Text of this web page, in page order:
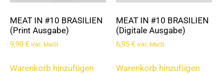
MEAT IN #10 BRASILIEN
(Print Ausgabe)
9,90 € inkl. MwSt
Warenkorb hinzufügen
MEAT IN #10 BRASILIEN
(Digitale Ausgabe)
6,95 € inkl. MwSt
Warenkorb hinzufügen